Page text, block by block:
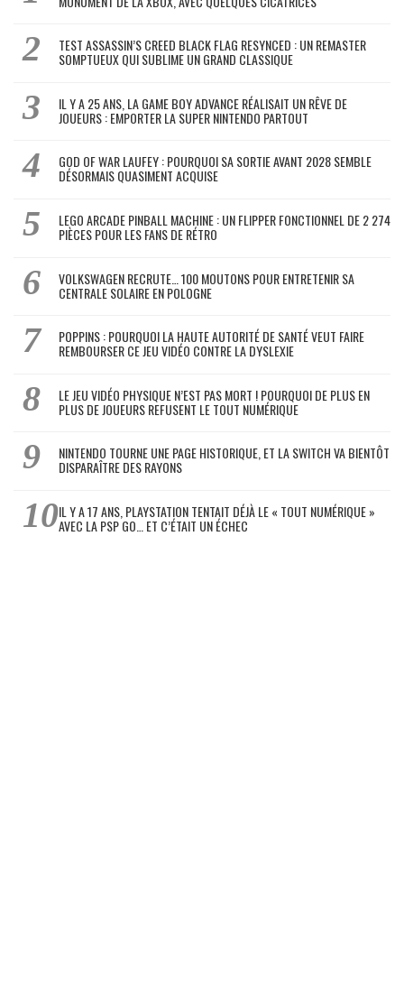
TEST ASSASSIN’S CREED BLACK FLAG RESYNCED : UN REMASTER
SOMPTUEUX QUI SUBLIME UN GRAND CLASSIQUE
IL Y A 25 ANS, LA GAME BOY ADVANCE RÉALISAIT UN RÊVE DE
JOUEURS : EMPORTER LA SUPER NINTENDO PARTOUT
GOD OF WAR LAUFEY : POURQUOI SA SORTIE AVANT 2028 SEMBLE
DÉSORMAIS QUASIMENT ACQUISE
LEGO ARCADE PINBALL MACHINE : UN FLIPPER FONCTIONNEL DE 2 274
PIÈCES POUR LES FANS DE RÉTRO
VOLKSWAGEN RECRUTE… 100 MOUTONS POUR ENTRETENIR SA
CENTRALE SOLAIRE EN POLOGNE
POPPINS : POURQUOI LA HAUTE AUTORITÉ DE SANTÉ VEUT FAIRE
REMBOURSER CE JEU VIDÉO CONTRE LA DYSLEXIE
LE JEU VIDÉO PHYSIQUE N’EST PAS MORT ! POURQUOI DE PLUS EN
PLUS DE JOUEURS REFUSENT LE TOUT NUMÉRIQUE
NINTENDO TOURNE UNE PAGE HISTORIQUE, ET LA SWITCH VA BIENTÔT
DISPARAÎTRE DES RAYONS
IL Y A 17 ANS, PLAYSTATION TENTAIT DÉJÀ LE « TOUT NUMÉRIQUE »
AVEC LA PSP GO… ET C’ÉTAIT UN ÉCHEC